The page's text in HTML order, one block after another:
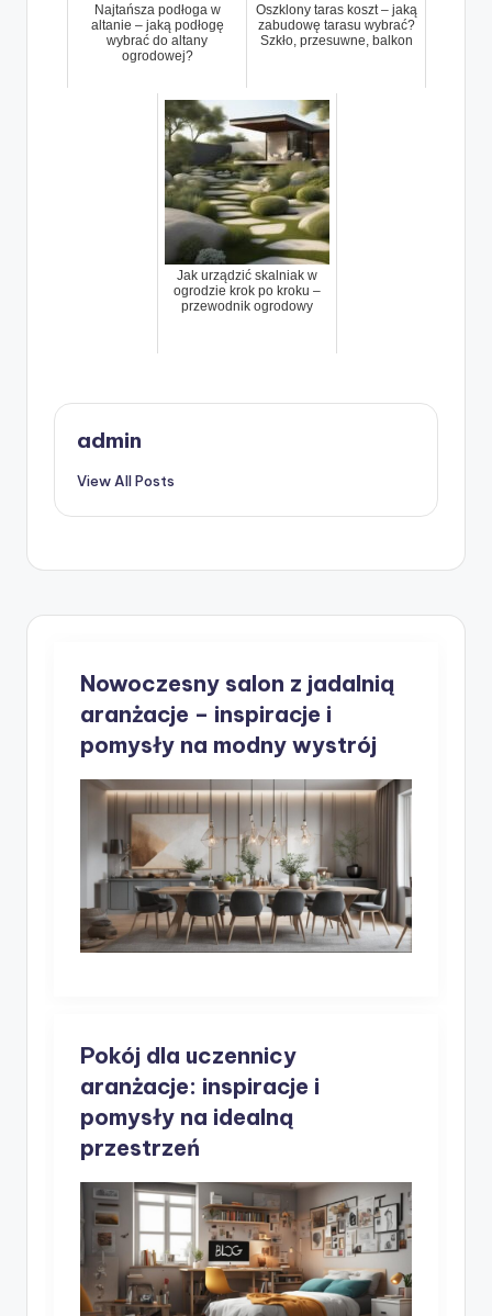
Najtańsza podłoga w
altanie – jaką podłogę
wybrać do altany
ogrodowej?
Oszklony taras koszt – jaką
zabudowę tarasu wybrać?
Szkło, przesuwne, balkon
Jak urządzić skalniak w
ogrodzie krok po kroku –
przewodnik ogrodowy
admin
View All Posts
Nowoczesny salon z jadalnią
aranżacje – inspiracje i
pomysły na modny wystrój
Pokój dla uczennicy
aranżacje: inspiracje i
pomysły na idealną
przestrzeń